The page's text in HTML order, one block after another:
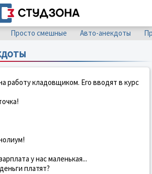
Просто смешные Авто-анекдоты
работу кладовщиком. Его вводят в курс
у нас маленькая...
платят?